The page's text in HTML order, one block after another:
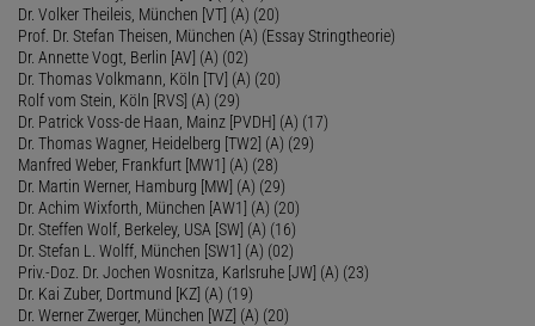
Dr. Volker Theileis, München [VT] (A) (20)
Prof. Dr. Stefan Theisen, München (A) (Essay Stringtheorie)
Dr. Annette Vogt, Berlin [AV] (A) (02)
Dr. Thomas Volkmann, Köln [TV] (A) (20)
Rolf vom Stein, Köln [RVS] (A) (29)
Dr. Patrick Voss-de Haan, Mainz [PVDH] (A) (17)
Dr. Thomas Wagner, Heidelberg [TW2] (A) (29)
Manfred Weber, Frankfurt [MW1] (A) (28)
Dr. Martin Werner, Hamburg [MW] (A) (29)
Dr. Achim Wixforth, München [AW1] (A) (20)
Dr. Steffen Wolf, Berkeley, USA [SW] (A) (16)
Dr. Stefan L. Wolff, München [SW1] (A) (02)
Priv.-Doz. Dr. Jochen Wosnitza, Karlsruhe [JW] (A) (23)
Dr. Kai Zuber, Dortmund [KZ] (A) (19)
Dr. Werner Zwerger, München [WZ] (A) (20)